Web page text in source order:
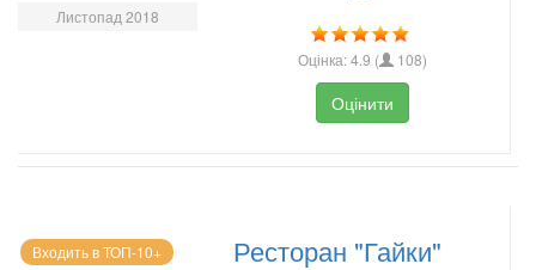
Листопад 2018
Оцінка:4.9 ( 108)
Оцінити
Входить в ТОП-10+ Ресторан "Гайки"